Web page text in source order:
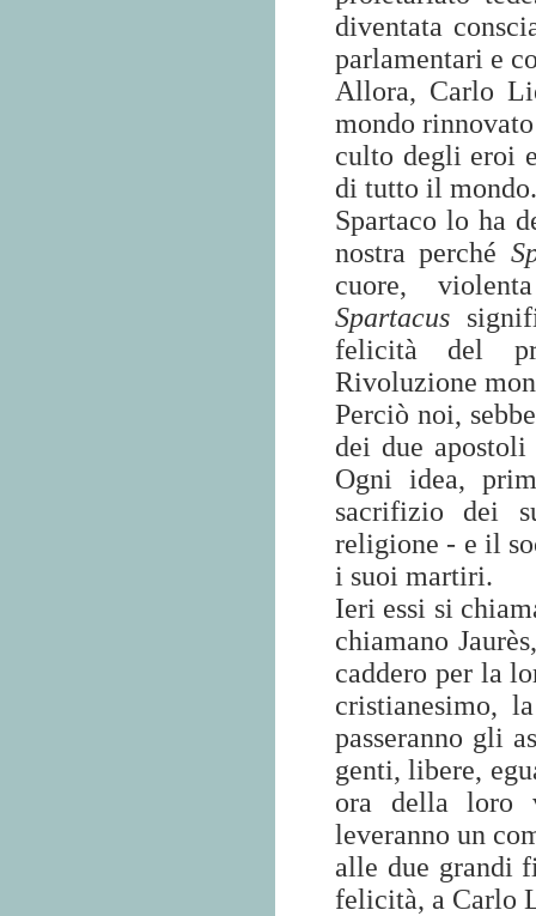
diventata
parlamentari e
Allora, Carlo
mondo
culto degli eroi
di tutto il mondo.
Spartaco lo ha
nostra perché
cuore,
Spartacus
felicità del
Rivoluzione
Perciò noi,
dei due
Ogni idea,
sacrifizio dei
religione - e il
i suoi martiri.
Ieri essi si
chiamano
caddero per la
cristianesimo,
passeranno gli
genti, libere,
ora della loro
leveranno un
alle due grandi
felicità, a Carlo